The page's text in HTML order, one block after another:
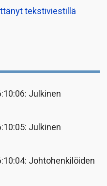
tekstiviestillä
Julkinen
Julkinen
Johtohenkilöiden